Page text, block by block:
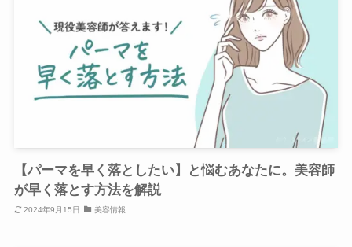
【パーマを早く落としたい】と悩むあなたに。美容師
が早く落とす方法を解説
2024年9月15日 美容情報